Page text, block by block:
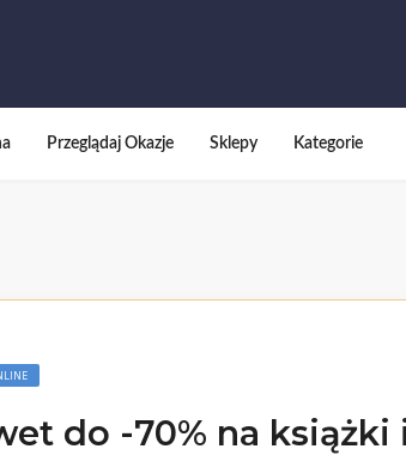
Przeglądaj Okazje Sklepy Kategorie
do -70% na